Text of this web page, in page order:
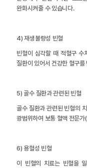
완화시켜줄 수 있습니다.
4) 재생불량성 빈혈
빈혈이 심각할 때 적혈구 수
질환이 있어서 건강한 혈구
5) 골수 질환과 관련된 빈혈
골수 질환과 관련된 빈혈의
광범위하여 보통 혈액 전문
6) 용혈성 빈혈
이 빈혈의 치료는 빈혈을